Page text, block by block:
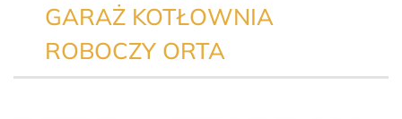
GARAŻ KOTŁOWNIA
ROBOCZY ORTA